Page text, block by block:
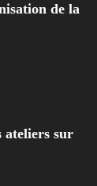
de la
ateliers sur